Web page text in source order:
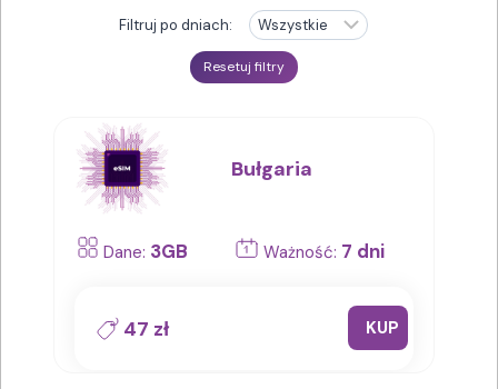
Filtruj po dniach:
Resetuj filtry
Bułgaria
Dane: 3GB Ważność: 7 dni
47 zł KUP